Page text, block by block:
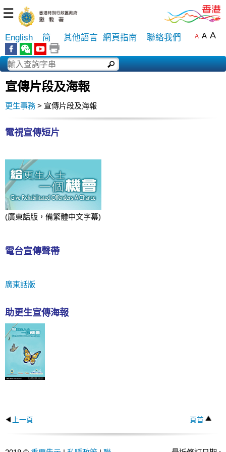
☰
English 简 其他語言 網頁指南 聯絡我們 A A A
宣傳片段及海報
更生事務 > 宣傳片段及海報
電視宣傳短片
(廣東話版，備繁體中文字幕)
電台宣傳聲帶
廣東話版
助更生宣傳海報
上一頁 頁首